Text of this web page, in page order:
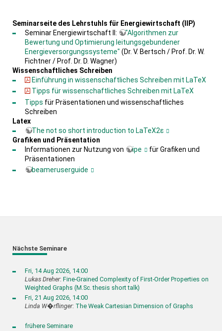
Seminarseite des Lehrstuhls für Energiewirtschaft (IIP)
Seminar Energiewirtschaft II:
"Algorithmen zur
Bewertung und Optimierung leitungsgebundener
Energieversorgungssysteme" (Dr. V. Bertsch / Prof. Dr. W.
Fichtner / Prof. Dr. D. Wagner)
Wissenschaftliches Schreiben
Einführung in wissenschaftliches Schreiben mit LaTeX
Tipps für wissenschaftliches Schreiben mit LaTeX
Tipps für Präsentationen und wissenschaftliches
Schreiben
Latex
The not so short introduction to LaTeX2ε
Grafiken und Präsentation
Informationen zur Nutzung von
ipe
für Grafiken und
Präsentationen
beameruserguide
Nächste Seminare
Fri, 14 Aug 2026, 14:00
Lukas Dreher: Fine-Grained Complexity of First-Order Properties on
Weighted Graphs (M.Sc. thesis short talk)
Fri, 21 Aug 2026, 14:00
Linda W�rflinger: The Weak Cartesian Dimension of Graphs
frühere Seminare